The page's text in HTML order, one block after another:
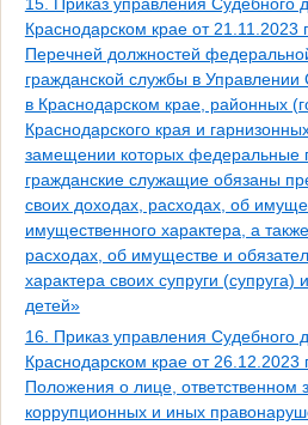
Краснодарском крае от
Перечней должностей
гражданской службы в Управлении
в Краснодарском крае, районных
Краснодарского края и
замещении которых федеральные
гражданские служащие обязаны
своих доходах, расходах, об
имущественного характера, а
расходах, об имуществе и
характера своих супруги
детей»
16. Приказ управления Судебного
Краснодарском крае от
Положения о лице, ответственном
коррупционных и иных